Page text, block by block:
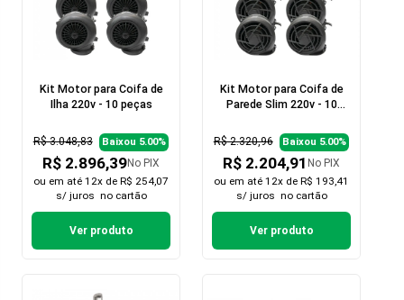
Kit Motor para Coifa de
Ilha 220v - 10 peças
R$ 3.048,83 Baixou 5.00%
R$ 2.896,39No PIX
ou em até 12x de R$ 254,07
s/ juros no cartão
Ver produto
Kit Motor para Coifa de
Parede Slim 220v - 10
R$ 2.320,96 Baixou 5.00%
R$ 2.204,91 No PIX
ou em até 12x de R$ 193,41
s/ juros no cartão
Ver produto